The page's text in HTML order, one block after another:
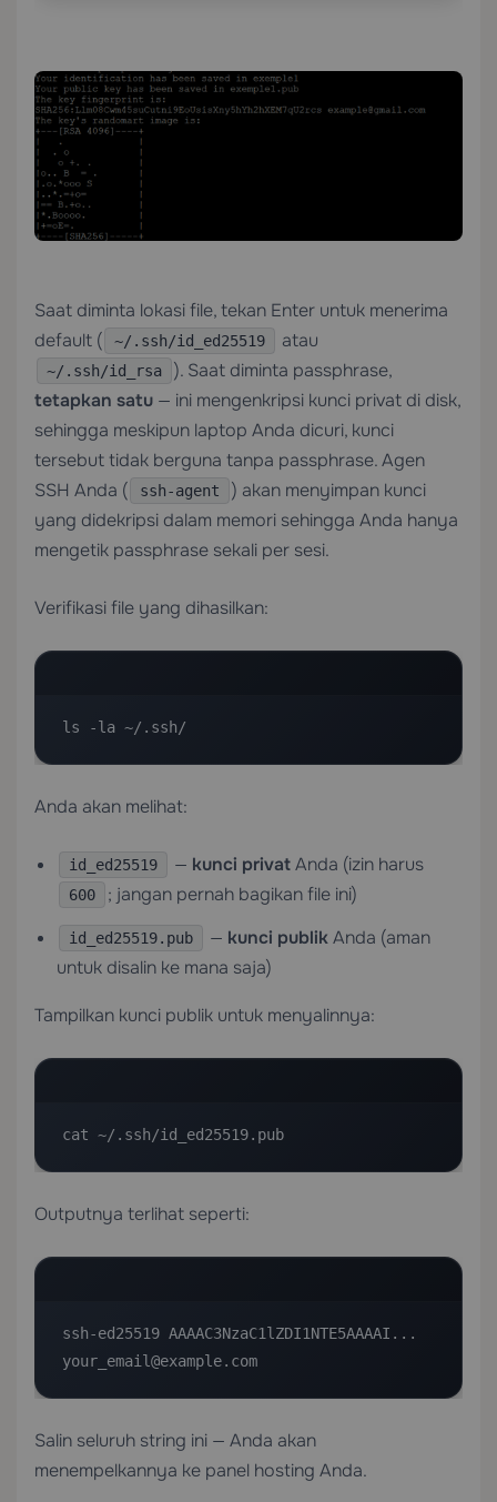
Saat diminta lokasi file, tekan Enter untuk menerima
default (
~/.ssh/id_ed25519 atau
~/.ssh/id_rsa
). Saat diminta passphrase,
tetapkan satu — ini mengenkripsi kunci privat di disk,
sehingga meskipun laptop Anda dicuri, kunci
tersebut tidak berguna tanpa passphrase. Agen
SSH Anda (
ssh-agent
) akan menyimpan kunci
yang didekripsi dalam memori sehingga Anda hanya
mengetik passphrase sekali per sesi.
Verifikasi file yang dihasilkan:
ls -la ~/.ssh/
Anda akan melihat:
id_ed25519 — kunci privatAnda (izin harus
600 ; jangan pernah bagikan file ini)
id_ed25519.pub — kunci publikAnda (aman
untuk disalin ke mana saja)
Tampilkan kunci publik untuk menyalinnya:
cat ~/.ssh/id_ed25519.pub
Outputnya terlihat seperti:
ssh-ed25519 AAAAC3NzaC1lZDI1NTE5AAAAI...
your_email@example.com
Salin seluruh string ini — Anda akan
menempelkannya ke panel hosting Anda.